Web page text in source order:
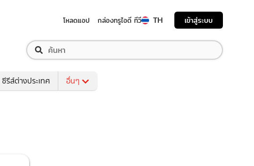
โหลดแอป กล่องทรูไอดี ทีวี TH เข้าสู่ระบบ
ซีรีส์ต่างประเทศ อื่นๆ